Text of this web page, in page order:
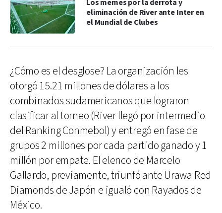
Los memes por la derrota y
eliminación de River ante Inter en
el Mundial de Clubes
¿Cómo es el desglose? La organización les
otorgó 15.21 millones de dólares a los
combinados sudamericanos que lograron
clasificar al torneo (River llegó por intermedio
del Ranking Conmebol) y entregó en fase de
grupos 2 millones por cada partido ganado y 1
millón por empate. El elenco de Marcelo
Gallardo, previamente, triunfó ante Urawa Red
Diamonds de Japón e igualó con Rayados de
México.